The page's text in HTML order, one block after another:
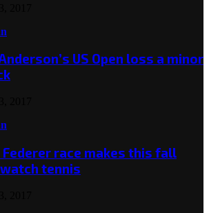
US Open loss a minor
Federer race makes this fall
tennis